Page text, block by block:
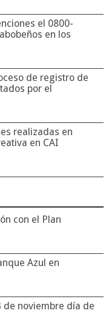
el 0800-
en los
de registro de
por el
realizadas en
en CAI
con el Plan
Azul en
de noviembre día de